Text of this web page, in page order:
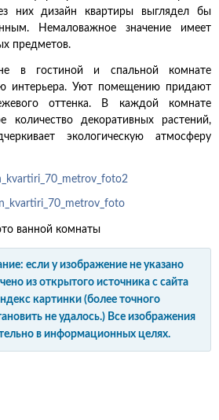
них дизайн квартиры выглядел бы
Немаловажное значение имеет
предметов.
в гостиной и спальной комнате
интерьера. Уют помещению придают
оттенка. В каждой комнате
количество декоративных растений,
экологическую атмосферу
ванной комнаты
если у изображение не указано
из открытого источника с сайта
картинки (более точного
не удалось.) Все изображения
в информационных целях.